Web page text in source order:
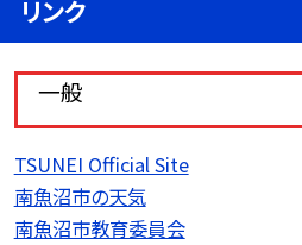
リンク
一般
TSUNEI Official Site
南魚沼市の天気
南魚沼市教育委員会